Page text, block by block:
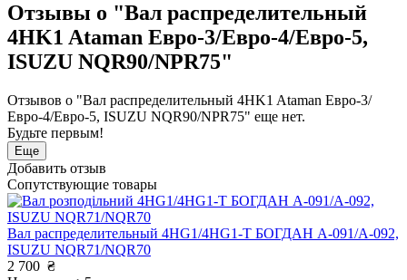
Отзывы о "Вал распределительный
4HK1 Ataman Евро-3/Евро-4/Евро-5,
ISUZU NQR90/NPR75"
Отзывов о "Вал распределительный 4HK1 Ataman Евро-3/
Евро-4/Евро-5, ISUZU NQR90/NPR75" еще нет.
Будьте первым!
Еще
Добавить отзыв
Сопутствующие товары
Вал распределительный 4HG1/4HG1-T БОГДАН А-091/А-092,
ISUZU NQR71/NQR70
2 700 ₴